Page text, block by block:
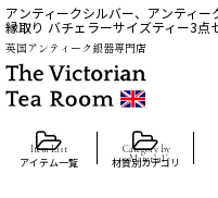
アンティークシルバー、アンティ
縁取り バチェラーサイズティー3点
英国アンティーク銀器専門店
アイテム一覧 材質別カテゴリ